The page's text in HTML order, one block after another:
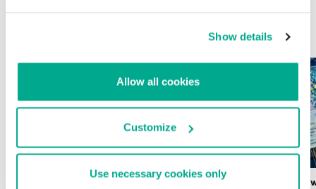
Show details
Allow all cookies
Customize
Use necessary cookies only
ÚLTIMAS PUBLICACIONES
Wardriving en México: preparativos para
Estado del